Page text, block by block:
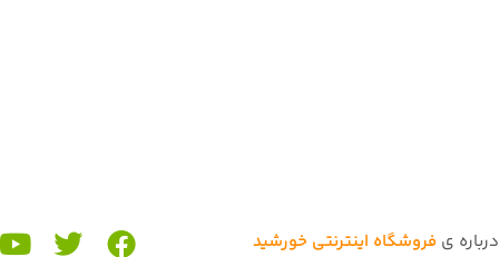
درباره ی فروشگاه اینترنتی خورشید